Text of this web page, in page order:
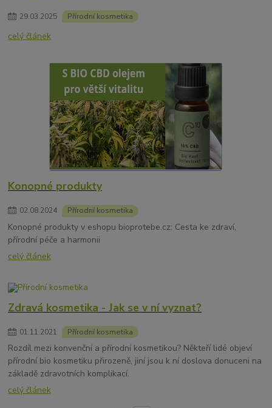
29.03.2025 Přírodní kosmetika
celý článek
Konopné produkty
02.08.2024 Přírodní kosmetika
Konopné produkty v eshopu bioprotebe.cz: Cesta ke zdraví,
přírodní péče a harmonii
celý článek
Zdravá kosmetika - Jak se v ní vyznat?
01.11.2021 Přírodní kosmetika
Rozdíl mezi konvenční a přírodní kosmetikou? Někteří lidé objeví
přírodní bio kosmetiku přirozeně, jiní jsou k ní doslova donuceni na
základě zdravotních komplikací.
celý článek